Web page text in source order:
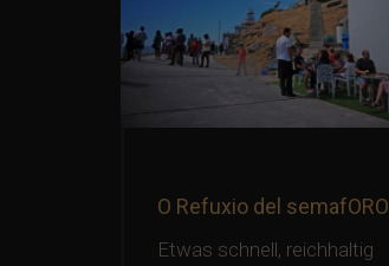
O Refuxio del semafORO
Etwas schnell, reichhaltig